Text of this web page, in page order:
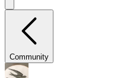
Community